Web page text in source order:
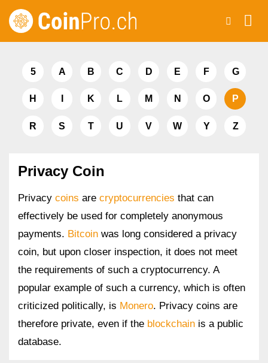
Skip
5 A B C D E F G
H K L M N O P
R S T U V W Y Z
Privacy Coin
Privacy coins are cryptocurrencies that can
effectively be used for completely anonymous
payments. Bitcoin was long considered a privacy
coin, but upon closer inspection, it does not meet
the requirements of such a cryptocurrency. A
popular example of such a currency, which is often
criticized politically, is Monero. Privacy coins are
therefore private, even if the blockchain is a public
database.